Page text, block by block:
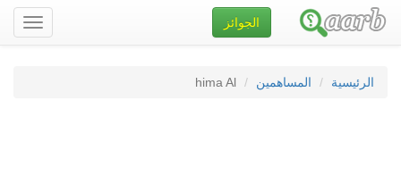
تصفح
الموقع
الجوائز
الرئيسية المساهمين hima Al